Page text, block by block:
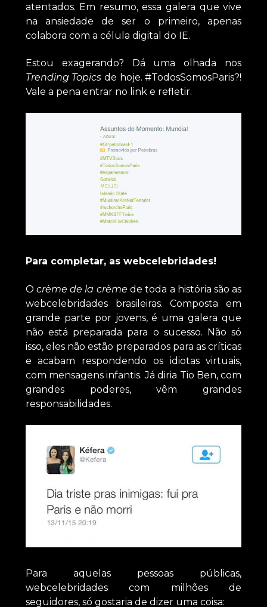
atentados. Em resumo, essa galera que vive
na ansiedade de ser o primeiro, apenas
colabora com a célula digital do IE.
Estou exagerando? Dá uma olhada nos
Trending Topics de hoje. #TodosSomosParis?!
Vale a pena entrar no link e refletir.
Para completar, as webcelebridades!
O crème de la crème de toda a história são as
webcelebridades brasileiras. Composta em
grande parte por jovens, é uma galera que
não está preparada para o sucesso. Não só
isso, eles não estão preparados para as críticas
e acabam respondendo os idiotas virtuais,
com mensagens infantis. Já diria Tio Ben, com
grandes poderes, vêm grandes
responsabilidades.
Para aquelas pessoas públicas,
webcelebridades com milhões de
seguidores, só gostaria de dizer uma coisa: